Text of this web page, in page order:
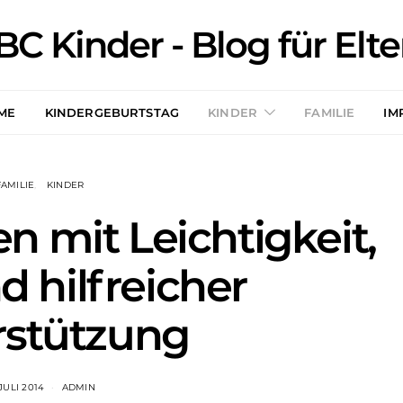
Kinder - Blog für
KINDERGEBURTSTAG KINDER FAMILIE
KINDER
mit Leichtigkeit,
hilfreicher
2014 ADMIN